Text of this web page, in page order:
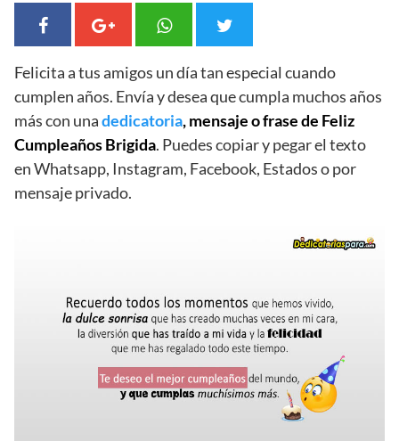
Felicita a tus amigos un día tan especial cuando
cumplen años. Envía y desea que cumpla muchos años
más con unadedicatoria, mensaje o frase de Feliz
Cumpleaños Brigida. Puedes copiar y pegar el texto
en Whatsapp, Instagram, Facebook, Estados o por
mensaje privado.